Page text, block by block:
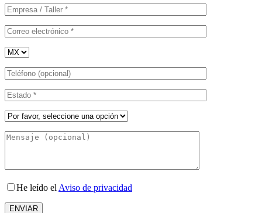
He leído el Aviso de privacidad